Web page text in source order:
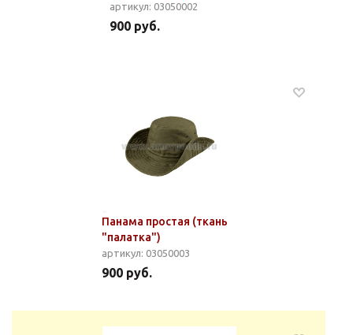
артикул: 03050002
900 руб.
Панама простая (ткань
"палатка")
артикул: 03050003
900 руб.